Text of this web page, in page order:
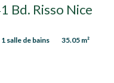
Bd. Risso Nice
1 salle de bains 35.05 m²